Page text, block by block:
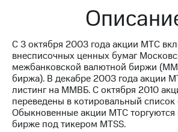
История
компании
Руководство
региона
Правовая
информация
релизы
МТС
о технологиях
С 3 октября 2003 года акции МТС
внесписочных ценных бумаг
межбанковской валютной биржи
биржа). В декабре 2003 года акции
листинг на ММВБ. С октября 2010
переведены в котировальный список
Обыкновенные акции МТС торгуются
бирже под тикером MTSS.